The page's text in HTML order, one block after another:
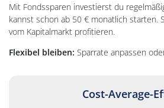
Mit Fondssparen investierst du
kannst schon ab 50 € monatlich starten.
vom Kapitalmarkt profitieren.
Flexibel bleiben: Sparrate anpassen
Cost-Average-